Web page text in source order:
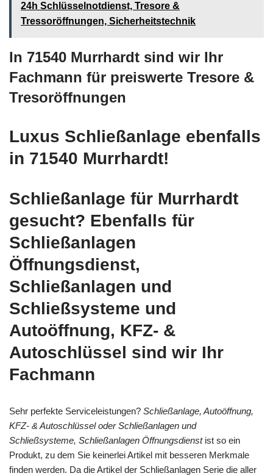
24h Schlüsselnotdienst, Tresore &
Tressoröffnungen, Sicherheitstechnik
In 71540 Murrhardt sind wir Ihr
Fachmann für preiswerte Tresore &
Tresoröffnungen
Luxus Schließanlage ebenfalls
in 71540 Murrhardt!
Schließanlage für Murrhardt
gesucht? Ebenfalls für
Schließanlagen
Öffnungsdienst,
Schließanlagen und
Schließsysteme und
Autoöffnung, KFZ- &
Autoschlüssel sind wir Ihr
Fachmann
Sehr perfekte Serviceleistungen? Schließanlage, Autoöffnung,
KFZ- & Autoschlüssel oder Schließanlagen und
Schließsysteme, Schließanlagen Öffnungsdienstist so ein
Produkt, zu dem Sie keinerlei Artikel mit besseren Merkmale
finden werden. Da die Artikel der Schließanlagen Serie die aller